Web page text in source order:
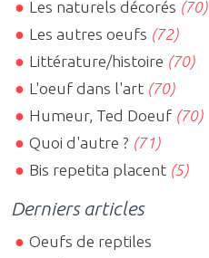
Les naturels décorés (70)
Les autres oeufs (72)
Littérature/histoire (70)
L'oeuf dans l'art (70)
Humeur, Ted Doeuf (70)
Quoi d'autre ? (71)
Bis repetita placent (5)
Derniers articles
Oeufs de reptiles